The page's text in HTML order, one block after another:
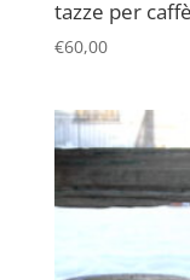
tazze per
€60,00